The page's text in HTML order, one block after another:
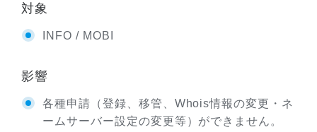
対象
INFO / MOBI
影響
各種申請（登録、移管、Whois情報の変更・ネ
ームサーバー設定の変更等）ができません。